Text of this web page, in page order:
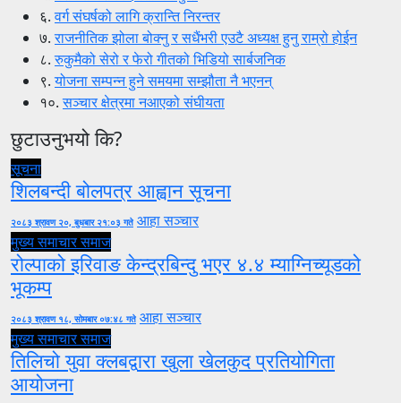
६.वर्ग संघर्षको लागि क्रान्ति निरन्तर
७.राजनीतिक झोला बोक्नु र सधैंभरी एउटै अध्यक्ष हुनु राम्रो होईन
८.रुकुमैको सेरो र फेरो गीतको भिडियो सार्बजनिक
९.योजना सम्पन्न हुने समयमा सम्झौता नै भएनन्
१०.सञ्चार क्षेत्रमा नआएको संघीयता
छुटाउनुभयो कि?
सूचना
शिलबन्दी बोलपत्र आह्वान सूचना
२०८३ श्रावण २०, बुधबार २१:०३ गते आहा सञ्चार
मुख्य समाचारसमाज
रोल्पाको इरिवाङ केन्द्रबिन्दु भएर ४.४ म्याग्निच्यूडको
भूकम्प
२०८३ श्रावण १८, सोमबार ०७:४८ गते आहा सञ्चार
मुख्य समाचारसमाज
तिलिचो युवा क्लबद्वारा खुला खेलकुद प्रतियोगिता
आयोजना